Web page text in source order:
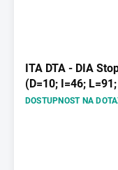
ITA DTA - DIA
(D=10; I=46;
DOSTUPNOST NA